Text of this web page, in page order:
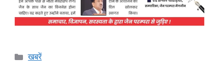
Categories
खबरें